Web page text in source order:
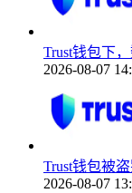
Trust钱包下
2026-08-07
Trust钱包被
2026-08-07